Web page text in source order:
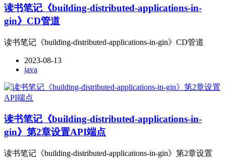
读书笔记《building-distributed-applications-in-
gin》CD管道
读书笔记《building-distributed-applications-in-gin》CD管道
2023-08-13
java
读书笔记《building-distributed-applications-in-
gin》第2章设置API端点
读书笔记《building-distributed-applications-in-gin》第2章设置